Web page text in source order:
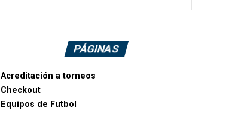
PÁGINAS
Acreditación a torneos
Checkout
Equipos de Futbol